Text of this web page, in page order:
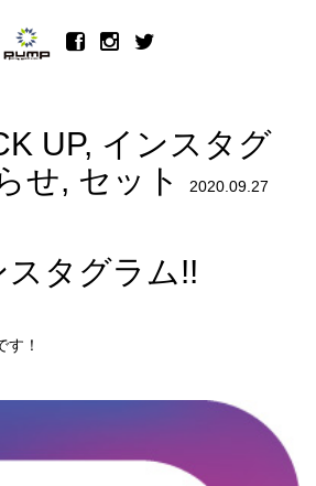
UP, インスタグ
せ, セット 2020.09.27
スタグラム!!
す！